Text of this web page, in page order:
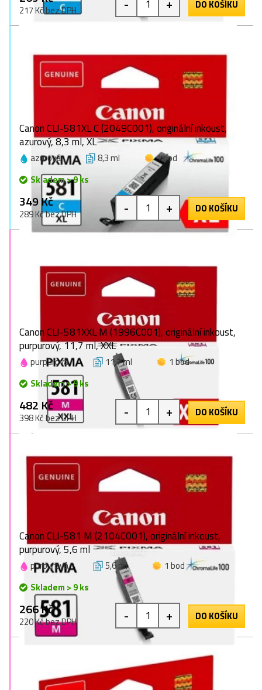
217 Kč bez DPH - + DO KOŠÍKU
Canon CLI-581XL C (2049C001), originální inkoust,
azurový, 8,3 ml, XL
azurová 8,3 ml
1 bod
Skladem > 9 ks
349 Kč
289 Kč bez DPH - + DO KOŠÍKU
Canon CLI-581XXL M (1996C001), originální inkoust,
purpurový, 11,7 ml, XXL
purpurová 11,7 ml
1 bod
Skladem > 9 ks
482 Kč
398 Kč bez DPH - + DO KOŠÍKU
Canon CLI-581 M (2104C001), originální inkoust,
purpurový, 5,6 ml
purpurová 5,6 ml
1 bod
Skladem > 9 ks
266 Kč
220 Kč bez DPH - + DO KOŠÍKU